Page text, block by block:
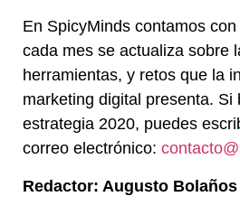
En SpicyMinds contamos
cada mes se actualiza sobre
herramientas, y retos que la
marketing digital presenta. Si
estrategia 2020, puedes
correo electrónico:
Redactor: Augusto Bolaños